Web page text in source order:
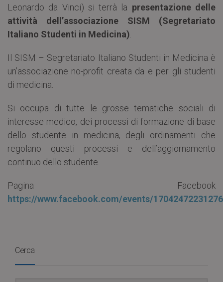
Leonardo da Vinci) si terrà la presentazione delle
attività dell’associazione SISM (Segretariato
Italiano Studenti in Medicina).
Il SISM – Segretariato Italiano Studenti in Medicina è
un’associazione no-profit creata da e per gli studenti
di medicina.
Si occupa di tutte le grosse tematiche sociali di
interesse medico, dei processi di formazione di base
dello studente in medicina, degli ordinamenti che
regolano questi processi e dell’aggiornamento
continuo dello studente.
Pagina Facebook
https://www.facebook.com/events/
Cerca